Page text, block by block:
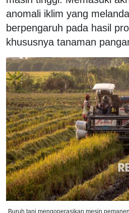
anomali iklim yang
berpengaruh pada hasil
khususnya tanaman